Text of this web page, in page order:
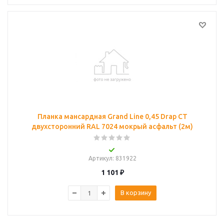
Планка мансардная Grand Line 0,45 Drap СТ
двухсторонний RAL 7024 мокрый асфальт (2м)
Артикул: 831922
1 101 ₽
В корзину